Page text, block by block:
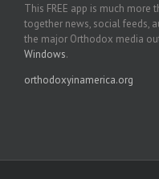
This FREE app is much more
together news, social feeds,
the major Orthodox media
Windows.
orthodoxyinamerica.org